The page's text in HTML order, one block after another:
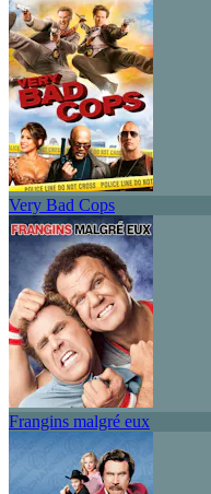
Very Bad Cops
Frangins malgré eux